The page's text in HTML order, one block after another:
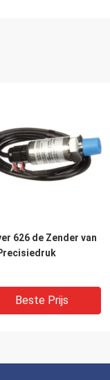
626 de Zender van
Beste Prijs